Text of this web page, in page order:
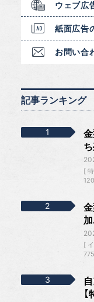
ウェブ広
紙面広告
お問い合
記事ランキング